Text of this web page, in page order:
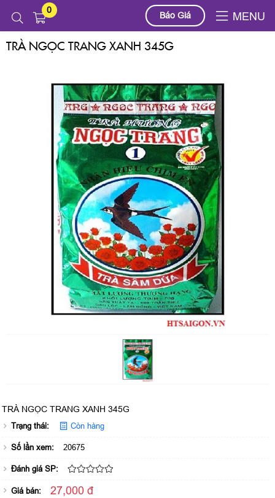
0
Báo Giá MENU
Sản phẩm TRÀ NGỌC TRANG XANH 345G
TRÀ NGỌC TRANG XANH 345G
TRÀ NGỌC TRANG XANH 345G
Trạng thái: Còn hàng
Số lần xem: 20675
Đánh giá SP:
Giá bán: 27,000 đ